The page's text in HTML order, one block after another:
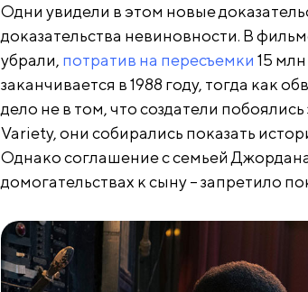
Одни увидели в этом новые
доказательства невиновности. В
убрали, потратив на пересъемки 15
заканчивается в 1988 году, тогда как
дело не в том, что создатели
Variety, они собирались показать
Однако соглашение с семьей
домогательствах к сыну – запретило